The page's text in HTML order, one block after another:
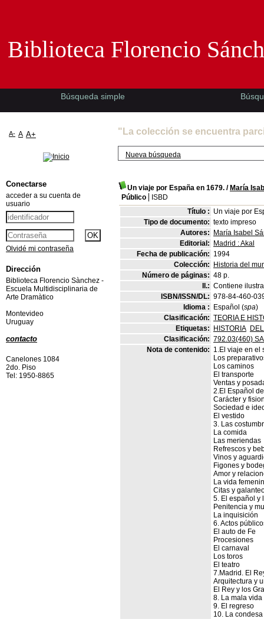
"La colección se encuentra
Nueva búsqueda
Un viaje por España en 1679. / María
Público
ISBD
Título : Un viaje por
Tipo de documento: texto impreso
Autores:
María Isabel
Editorial:
Madrid : Akal
Fecha de publicación: 1994
Colección:
Historia del
Número de páginas: 48 p.
Il.: Contiene
ISBN/ISSN/DL: 978-84-460-
Idioma :
Español (spa)
Clasificación: TEORIA E
Etiquetas:
HISTORIA DEL
Clasificación: 792.03(460)
Nota de contenido: 1.El viaje en el
Los
Los caminos
El transporte
Ventas y
2.El Español
Carácter y
Sociedad e
El vestido
3. Las
La comida
Las meriendas
Refrescos y
Vinos y
Figones y
Amor y
La vida
Citas y
5. El español y
Penitencia y
La inquisición
6. Actos
El auto de Fe
Procesiones
El carnaval
Los toros
El teatro
7.Madrid. El
Arquitectura y
El Rey y los
8. La mala
9. El regreso
10. La
Biblioteca Florencio
Búsqueda simple
A- A A+
Conectarse
acceder a su cuenta de
usuario
Olvidé mi contraseña
Dirección
Biblioteca Florencio Sànchez -
Escuela Multidisciplinaria de
Arte Dramàtico
Montevideo
Uruguay
contacto
Canelones 1084
2do. Piso
Tel: 1950-8865